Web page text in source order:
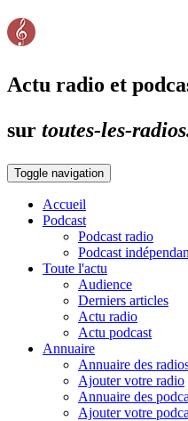
Actu radio et
sur toutes-les-
Toggle navigation
Accueil
Podcast
Podcast radio
Podcast
Toute l'actu
Audience
Derniers articles
Actu radio
Actu podcast
Annuaire
Annuaire des
Ajouter votre radio
Annuaire des
Ajouter votre